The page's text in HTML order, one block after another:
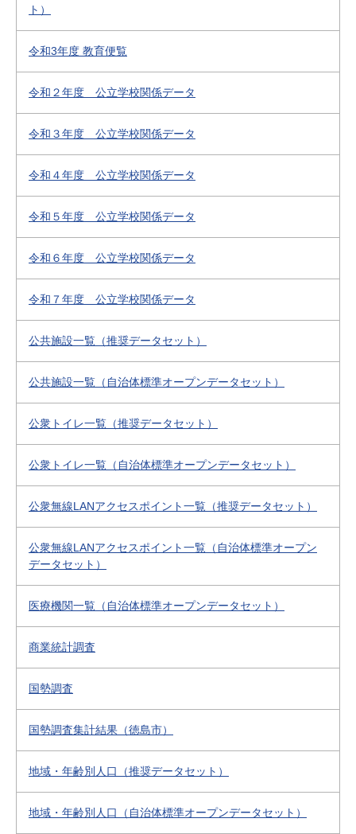
ト）
令和3年度 教育便覧
令和２年度 公立学校関係データ
令和３年度 公立学校関係データ
令和４年度 公立学校関係データ
令和５年度 公立学校関係データ
令和６年度 公立学校関係データ
令和７年度 公立学校関係データ
公共施設一覧（推奨データセット）
公共施設一覧（自治体標準オープンデータセット）
公衆トイレ一覧（推奨データセット）
公衆トイレ一覧（自治体標準オープンデータセット）
公衆無線LANアクセスポイント一覧（推奨データセット）
公衆無線LANアクセスポイント一覧（自治体標準オープン
データセット）
医療機関一覧（自治体標準オープンデータセット）
商業統計調査
国勢調査
国勢調査集計結果（徳島市）
地域・年齢別人口（推奨データセット）
地域・年齢別人口（自治体標準オープンデータセット）